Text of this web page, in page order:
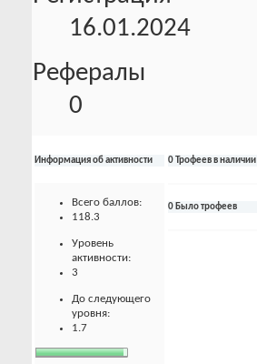
16.01.2024
Рефералы
0
Информация об активности
Всего баллов:
118.3
Уровень
активности:
3
До следующего
уровня:
1.7
0 Трофеев в наличии
0 Было трофеев